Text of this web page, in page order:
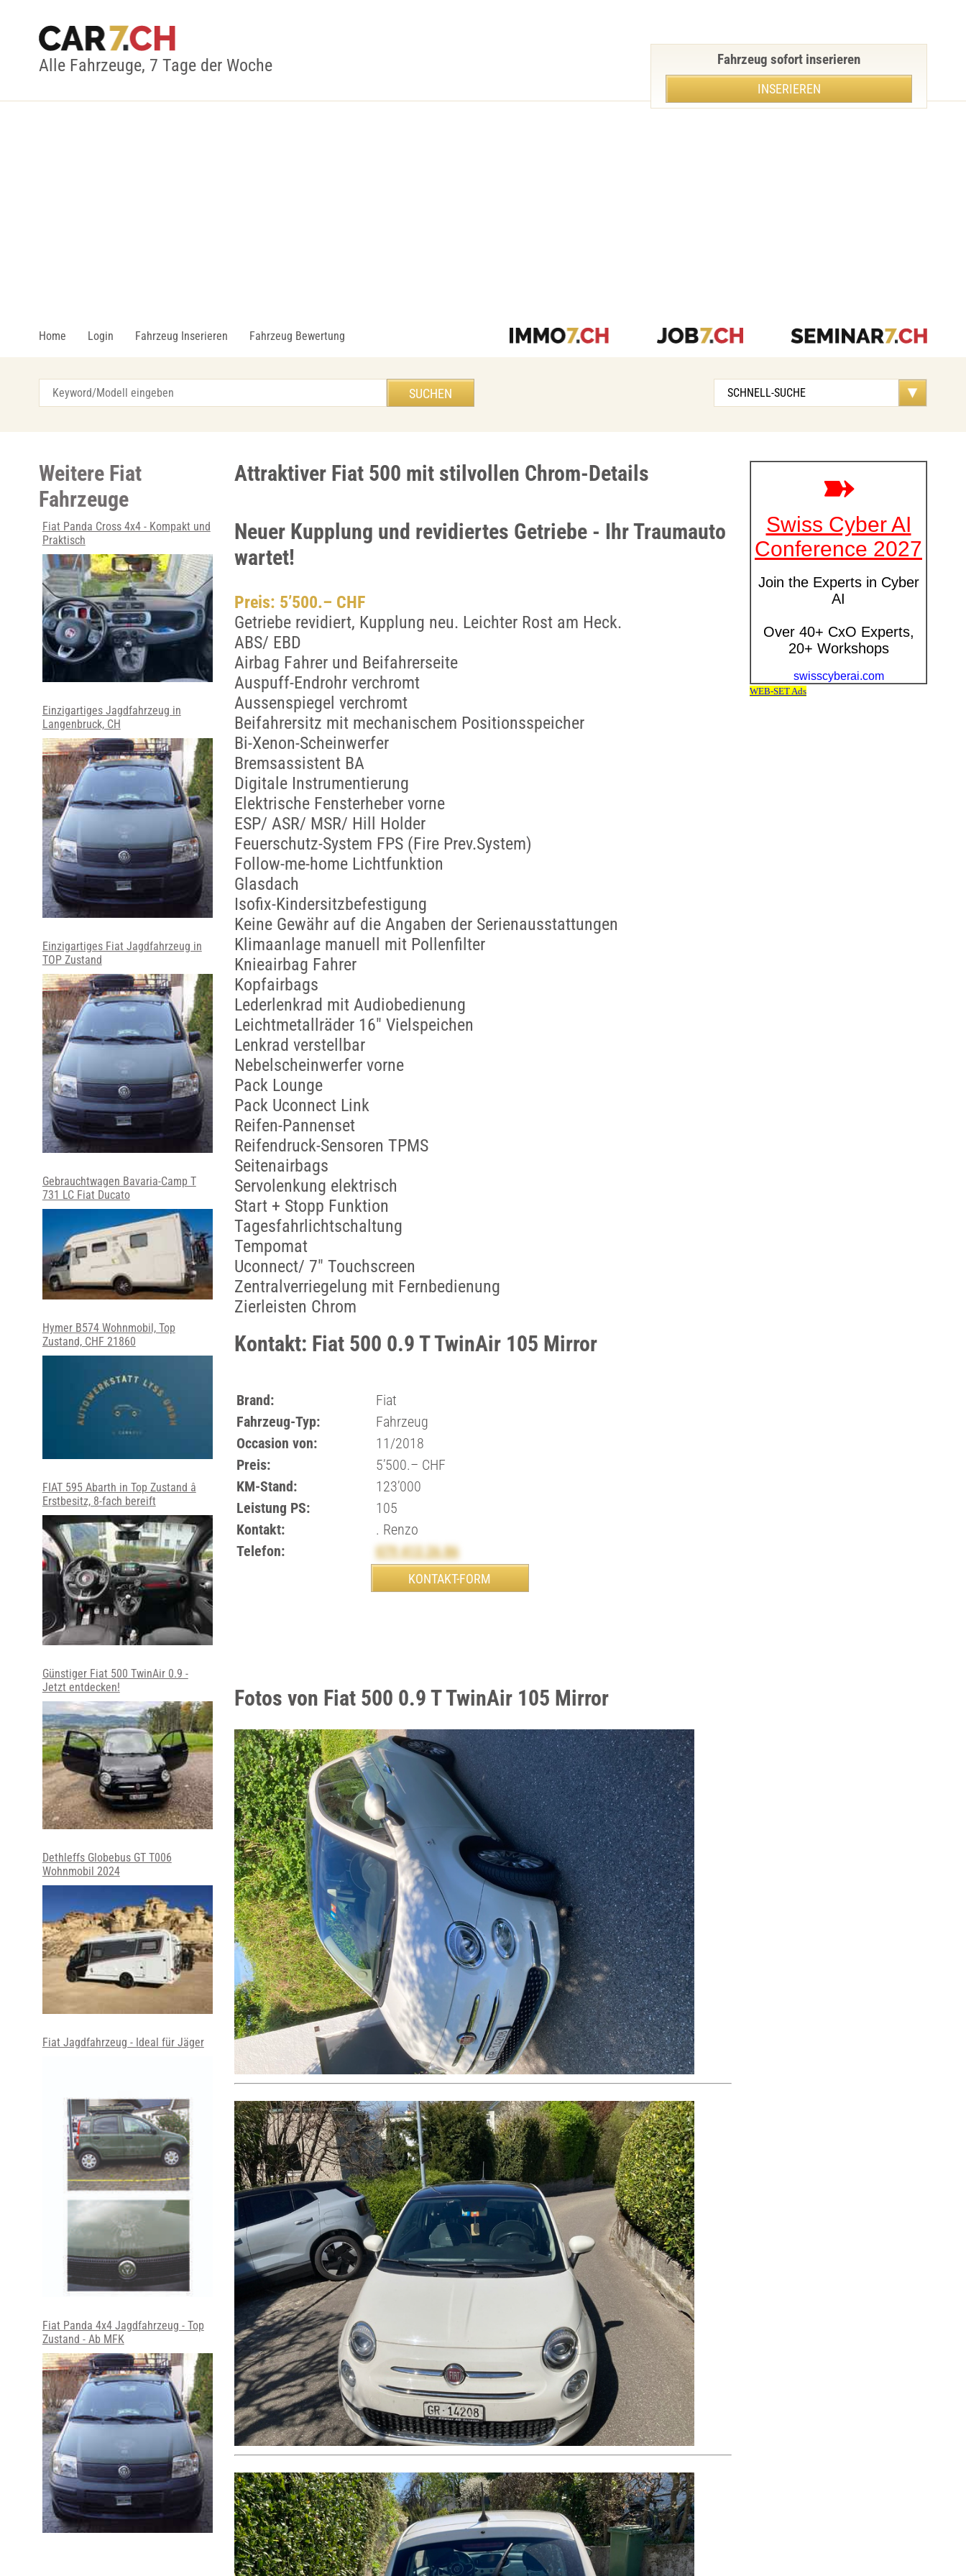
Alle Fahrzeuge, 7 Tage der Woche
Home Login Fahrzeug Inserieren Fahrzeug Bewertung
Fahrzeug sofort inserieren
INSERIEREN
Attraktiver Fiat 500 mit stilvollen Chrom-Details
Neuer Kupplung und revidiertes Getriebe - Ihr Traumauto
wartet!
Preis: 5’500.– CHF
Getriebe revidiert, Kupplung neu. Leichter Rost am Heck.
ABS/ EBD
Airbag Fahrer und Beifahrerseite
Auspuff-Endrohr verchromt
Aussenspiegel verchromt
Beifahrersitz mit mechanischem Positionsspeicher
Bi-Xenon-Scheinwerfer
Bremsassistent BA
Digitale Instrumentierung
Elektrische Fensterheber vorne
ESP/ ASR/ MSR/ Hill Holder
Feuerschutz-System FPS (Fire Prev.System)
Follow-me-home Lichtfunktion
Glasdach
Isofix-Kindersitzbefestigung
Keine Gewähr auf die Angaben der Serienausstattungen
Klimaanlage manuell mit Pollenfilter
Knieairbag Fahrer
Kopfairbags
Lederlenkrad mit Audiobedienung
Leichtmetallräder 16" Vielspeichen
Lenkrad verstellbar
Nebelscheinwerfer vorne
Pack Lounge
Pack Uconnect Link
Reifen-Pannenset
Reifendruck-Sensoren TPMS
Seitenairbags
Servolenkung elektrisch
Start + Stopp Funktion
Tagesfahrlichtschaltung
Tempomat
Uconnect/ 7" Touchscreen
Zentralverriegelung mit Fernbedienung
Zierleisten Chrom
Kontakt: Fiat 500 0.9 T TwinAir 105 Mirror
Brand:
Fiat
Fahrzeug-Typ:
Fahrzeug
Occasion von:
11/2018
Preis:
5’500.– CHF
KM-Stand:
123’000
Leistung PS:
105
Kontakt:
. Renzo
Telefon:
079 413 26 86
Fotos von Fiat 500 0.9 T TwinAir 105 Mirror
Weitere Fiat
Fahrzeuge
Fiat Panda Cross 4x4 - Kompakt und
Praktisch
Einzigartiges Jagdfahrzeug in
Langenbruck, CH
Einzigartiges Fiat Jagdfahrzeug in
TOP Zustand
Gebrauchtwagen Bavaria-Camp T
731 LC Fiat Ducato
Hymer B574 Wohnmobil, Top
Zustand, CHF 21860
FIAT 595 Abarth in Top Zustand â
Erstbesitz, 8-fach bereift
Günstiger Fiat 500 TwinAir 0.9 -
Jetzt entdecken!
Dethleffs Globebus GT T006
Wohnmobil 2024
Fiat Jagdfahrzeug - Ideal für Jäger
Fiat Panda 4x4 Jagdfahrzeug - Top
Zustand - Ab MFK